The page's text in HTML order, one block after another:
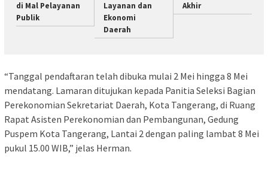
di Mal Pelayanan
Publik
Layanan dan
Ekonomi
Daerah
Akhir
“Tanggal pendaftaran telah dibuka mulai 2 Mei hingga 8 Mei
mendatang. Lamaran ditujukan kepada Panitia Seleksi Bagian
Perekonomian Sekretariat Daerah, Kota Tangerang, di Ruang
Rapat Asisten Perekonomian dan Pembangunan, Gedung
Puspem Kota Tangerang, Lantai 2 dengan paling lambat 8 Mei
pukul 15.00 WIB,” jelas Herman.